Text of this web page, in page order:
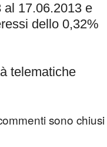
al 17.06.2013 e
dello 0,32%
telematiche
sono chiusi